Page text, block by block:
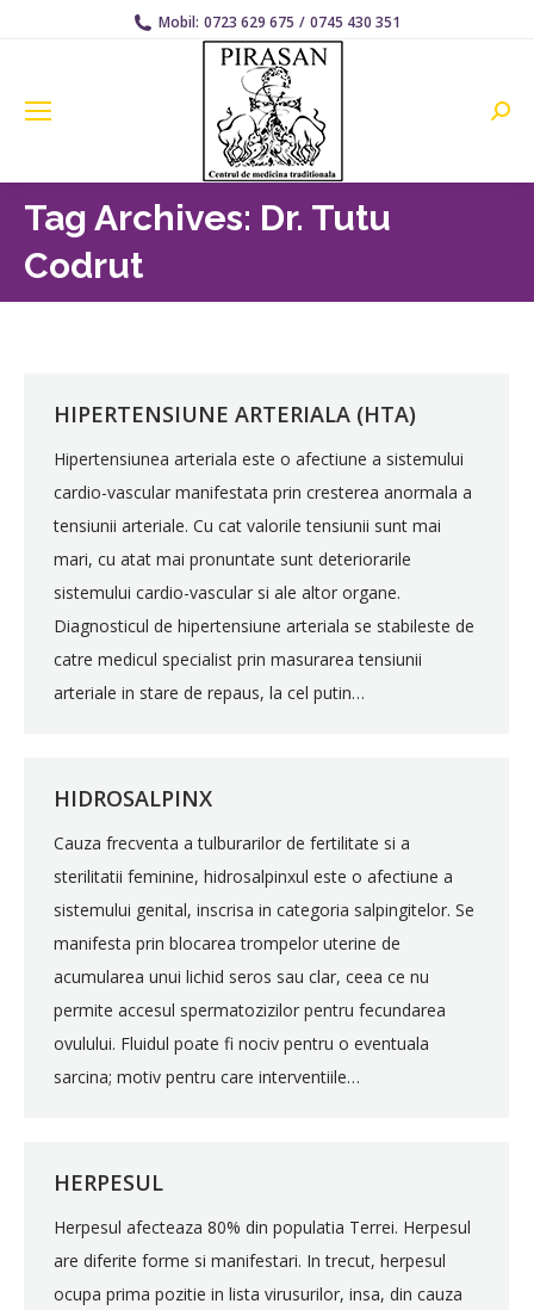
Mobil: 0723 629 675 / 0745 430 351
Tag Archives: Dr. Tutu
Codrut
HIPERTENSIUNE ARTERIALA (HTA)
Hipertensiunea arteriala este o afectiune a sistemului
cardio-vascular manifestata prin cresterea anormala a
tensiunii arteriale. Cu cat valorile tensiunii sunt mai
mari, cu atat mai pronuntate sunt deteriorarile
sistemului cardio-vascular si ale altor organe.
Diagnosticul de hipertensiune arteriala se stabileste de
catre medicul specialist prin masurarea tensiunii
arteriale in stare de repaus, la cel putin…
HIDROSALPINX
Cauza frecventa a tulburarilor de fertilitate si a
sterilitatii feminine, hidrosalpinxul este o afectiune a
sistemului genital, inscrisa in categoria salpingitelor. Se
manifesta prin blocarea trompelor uterine de
acumularea unui lichid seros sau clar, ceea ce nu
permite accesul spermatozizilor pentru fecundarea
ovulului. Fluidul poate fi nociv pentru o eventuala
sarcina; motiv pentru care interventiile…
HERPESUL
Herpesul afecteaza 80% din populatia Terrei. Herpesul
are diferite forme si manifestari. In trecut, herpesul
ocupa prima pozitie in lista virusurilor, insa, din cauza